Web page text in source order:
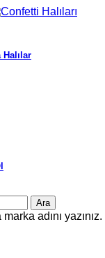
Halılar
Ara
adını yazınız.